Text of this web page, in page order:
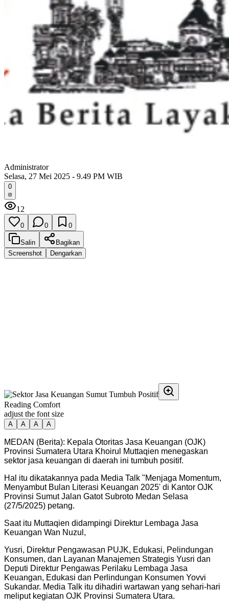
Administrator
Selasa, 27 Mei 2025 - 9.49 PM WIB
0
12
0 0 0
Salin
Bagikan
Screenshot
Dengarkan
Reading Comfort
adjust the font size
A A A A
MEDAN (Berita): Kepala Otoritas Jasa Keuangan (OJK)
Provinsi Sumatera Utara Khoirul Muttaqien menegaskan
sektor jasa keuangan di daerah ini tumbuh positif.
Hal itu dikatakannya pada Media Talk "Menjaga Momentum,
Menyambut Bulan Literasi Keuangan 2025' di Kantor OJK
Provinsi Sumut Jalan Gatot Subroto Medan Selasa
(27/5/2025) petang.
Saat itu Muttaqien didampingi Direktur Lembaga Jasa
Keuangan Wan Nuzul,
Yusri, Direktur Pengawasan PUJK, Edukasi, Pelindungan
Konsumen, dan Layanan Manajemen Strategis Yusri dan
Deputi Direktur Pengawas Perilaku Lembaga Jasa
Keuangan, Edukasi dan Perlindungan Konsumen Yovvi
Sukandar. Media Talk itu dihadiri wartawan yang sehari-hari
meliput kegiatan OJK Provinsi Sumatera Utara.